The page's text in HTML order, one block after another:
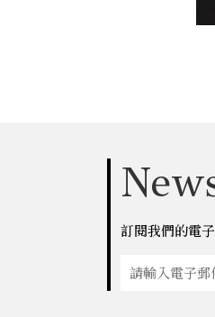
訂閱我們的電